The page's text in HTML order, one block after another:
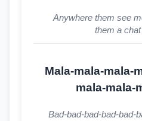
Anywhere them see
them a
Mala-mala-mala-
mala-mala-
Bad-bad-bad-bad-bad-